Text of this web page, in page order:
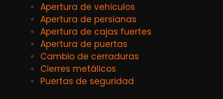
Apertura de vehiculos
Apertura de persianas
Apertura de cajas fuertes
Apertura de puertas
Cambio de cerraduras
Cierres metálicos
Puertas de seguridad